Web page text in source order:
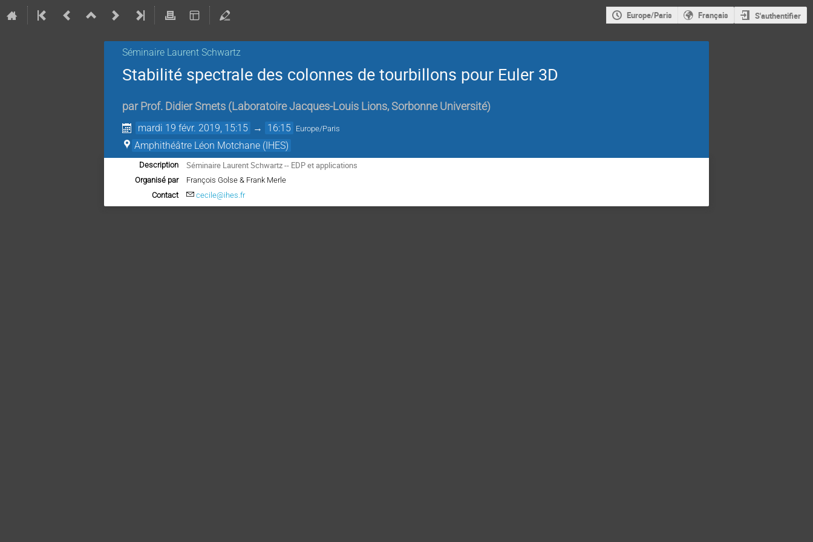
Europe/Paris Français S'authentifier
Séminaire Laurent Schwartz
Stabilité spectrale des colonnes de tourbillons pour Euler 3D
par Prof. Didier Smets (Laboratoire Jacques-Louis Lions, Sorbonne Université)
mardi 19 févr. 2019, 15:15 → 16:15 Europe/Paris
Amphithéâtre Léon Motchane (IHES)
Description Séminaire Laurent Schwartz -- EDP et applications
Organisé par
François Golse & Frank Merle
Contact
cecile@ihes.fr